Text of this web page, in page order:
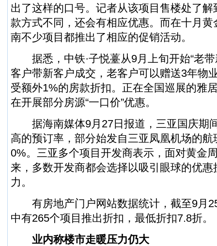
出了这样的口号。记者从该项目售楼处了
款方式不同，还会有相应优惠。而在十月
南不少项目都推出了相应的促销活动。
据悉，中铁·子悦薹从9月上旬开始“老带
客户带新客户成交，老客户可以赠送3年物
受额外1%的房款折扣。正在全国巡展的雅
在开展部分房源“一口价”优惠。
据海南媒体9月27日报道，三亚国庆期
高的预订率，部分始发自三亚凤凰机场的
0%。三亚多个项目开发商表示，面对黄金
来，多数开发商都会选择以吸引眼球的优
力。
有房地产门户网站数据统计，截至9月
中有265个项目推出折扣，最低折扣7.8折。
业内称楼市走暖压力仍大